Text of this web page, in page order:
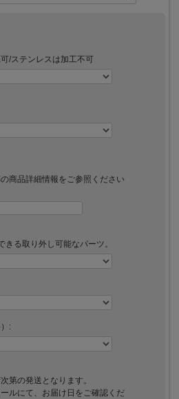
/ステンレスは加工不可
商品詳細情報をご参照ください
る取り外し可能なパーツ。
:
第の発送となります。
ルにて、お届け日をご確認くだ